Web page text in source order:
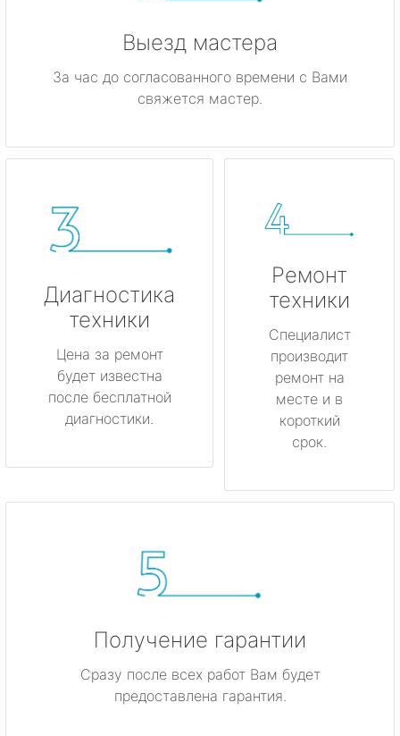
Выезд мастера
За час до согласованного времени с Вами
свяжется мастер.
Диагностика
техники
Цена за ремонт
будет известна
после бесплатной
диагностики.
Ремонт
техники
Специалист
производит
ремонт на
месте и в
короткий
срок.
Получение гарантии
Сразу после всех работ Вам будет
предоставлена гарантия.